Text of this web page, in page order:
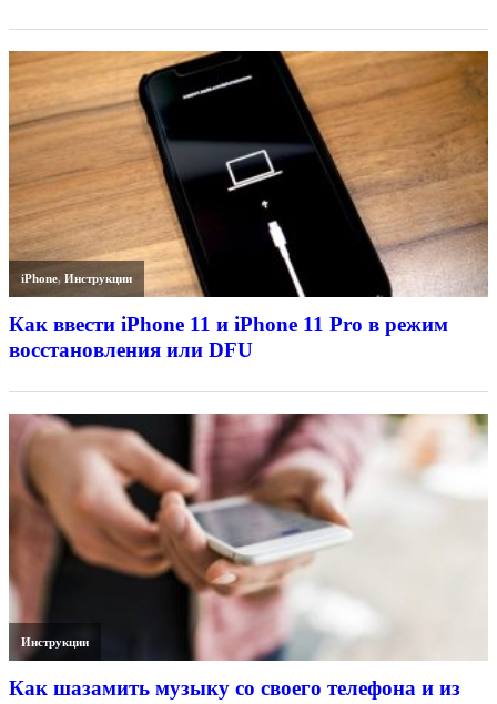
iPhone,Инструкции
Как ввести iPhone 11 и iPhone 11 Pro в режим
восстановления или DFU
Инструкции
Как шазамить музыку со своего телефона и из